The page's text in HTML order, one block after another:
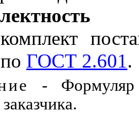
ГОСТ 2.601.
- Формуляр